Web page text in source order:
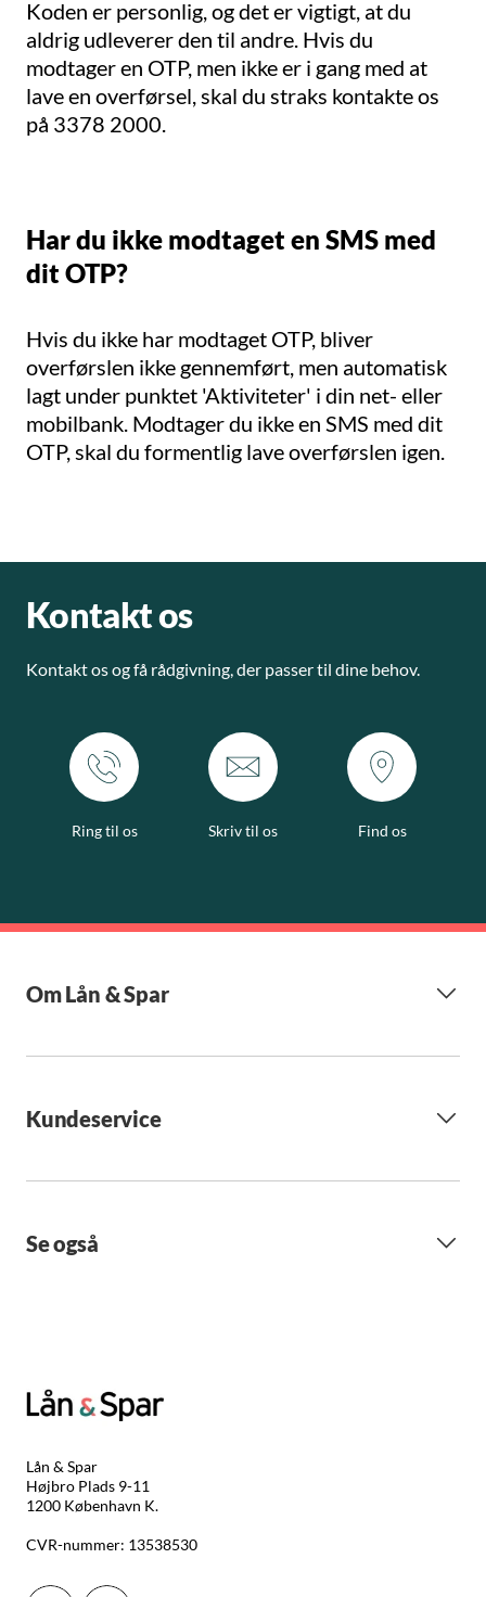
Koden er personlig, og det er vigtigt, at du
aldrig udleverer den til andre. Hvis du
modtager en OTP, men ikke er i gang med at
lave en overførsel, skal du straks kontakte os
på 3378 2000.
Har du ikke modtaget en SMS med
dit OTP?
Hvis du ikke har modtaget OTP, bliver
overførslen ikke gennemført, men automatisk
lagt under punktet 'Aktiviteter' i din net- eller
mobilbank. Modtager du ikke en SMS med dit
OTP, skal du formentlig lave overførslen igen.
Kontakt os
Kontakt os og få rådgivning, der passer til dine behov.
Ring til os Skriv til os Find os
Om Lån & Spar
Kundeservice
Se også
Lån & Spar
Højbro Plads 9-11
1200 København K.
CVR-nummer: 13538530